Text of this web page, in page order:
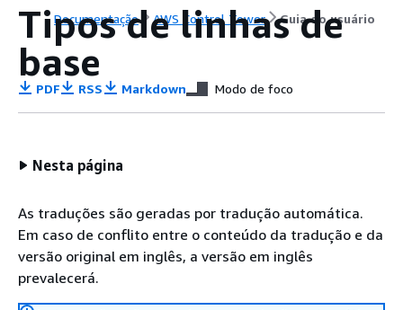
Documentação AWS Control Tower Guia do usuário
Tipos de linhas de
base
PDF RSS Markdown Modo de foco
Nesta página
As traduções são geradas por tradução automática.
Em caso de conflito entre o conteúdo da tradução e da
versão original em inglês, a versão em inglês
prevalecerá.